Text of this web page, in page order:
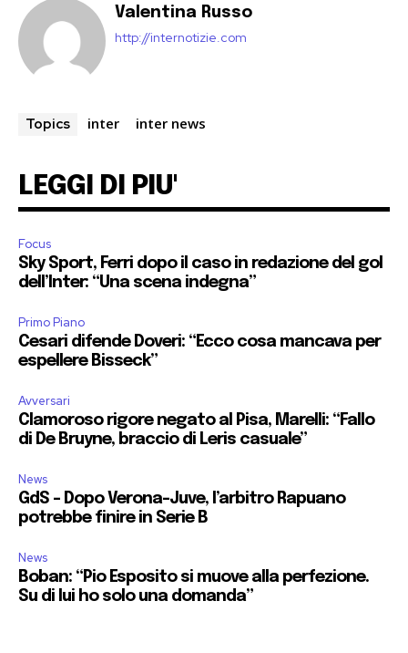
Valentina Russo
http://internotizie.com
Topics inter inter news
LEGGI DI PIU'
Focus
Sky Sport, Ferri dopo il caso in redazione del gol
dell’Inter: “Una scena indegna”
Primo Piano
Cesari difende Doveri: “Ecco cosa mancava per
espellere Bisseck”
Avversari
Clamoroso rigore negato al Pisa, Marelli: “Fallo
di De Bruyne, braccio di Leris casuale”
News
GdS – Dopo Verona-Juve, l’arbitro Rapuano
potrebbe finire in Serie B
News
Boban: “Pio Esposito si muove alla perfezione.
Su di lui ho solo una domanda”